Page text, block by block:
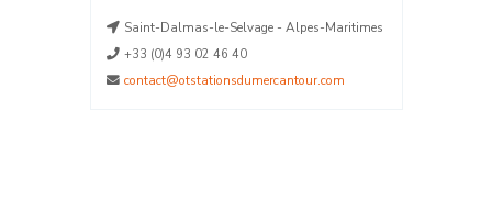
Saint-Dalmas-le-Selvage - Alpes-Maritimes
+33 (0)4 93 02 46 40
contact@otstationsdumercantour.com